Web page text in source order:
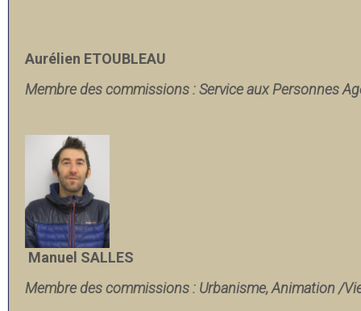
Aurélien ETOUBLEAU
Membre des commissions : Service aux Personnes
Manuel SALLES
Membre des commissions : Urbanisme, Animation /